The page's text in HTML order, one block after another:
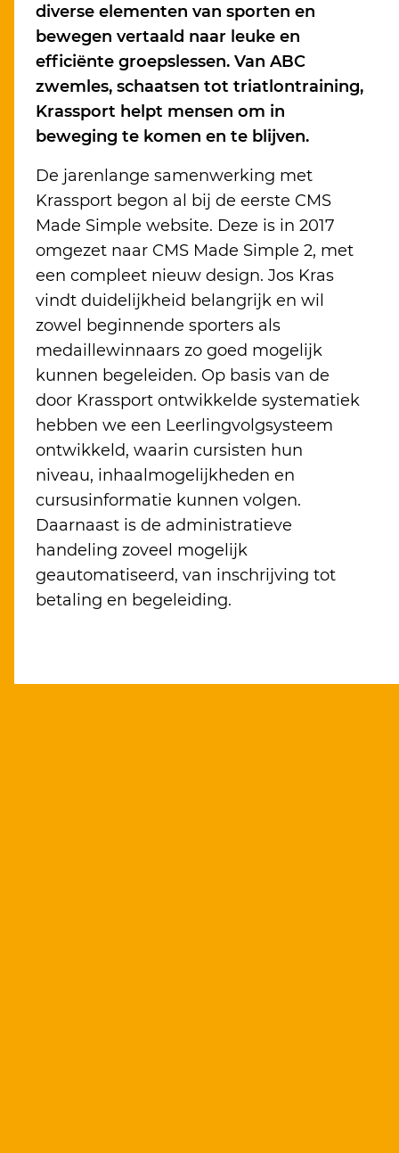
diverse elementen van sporten en
bewegen vertaald naar leuke en
efficiënte groepslessen. Van ABC
zwemles, schaatsen tot triatlontraining,
Krassport helpt mensen om in
beweging te komen en te blijven.
De jarenlange samenwerking met
Krassport begon al bij de eerste CMS
Made Simple website. Deze is in 2017
omgezet naar CMS Made Simple 2, met
een compleet nieuw design. Jos Kras
vindt duidelijkheid belangrijk en wil
zowel beginnende sporters als
medaillewinnaars zo goed mogelijk
kunnen begeleiden. Op basis van de
door Krassport ontwikkelde systematiek
hebben we een Leerlingvolgsysteem
ontwikkeld, waarin cursisten hun
niveau, inhaalmogelijkheden en
cursusinformatie kunnen volgen.
Daarnaast is de administratieve
handeling zoveel mogelijk
geautomatiseerd, van inschrijving tot
betaling en begeleiding.